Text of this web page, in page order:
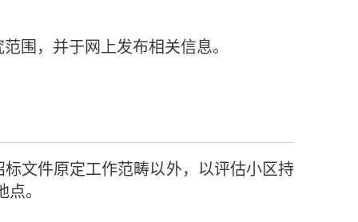
围，并于网上发布相关信息。
文件原定工作范畴以外，以评估小区持
。